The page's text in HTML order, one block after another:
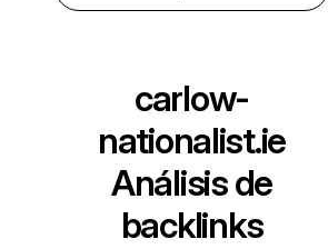
carlow-
nationalist.ie
Análisis de
backlinks